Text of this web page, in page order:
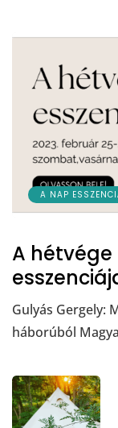
A NAP
A hétvége
Gulyás Gergely:
háborúból